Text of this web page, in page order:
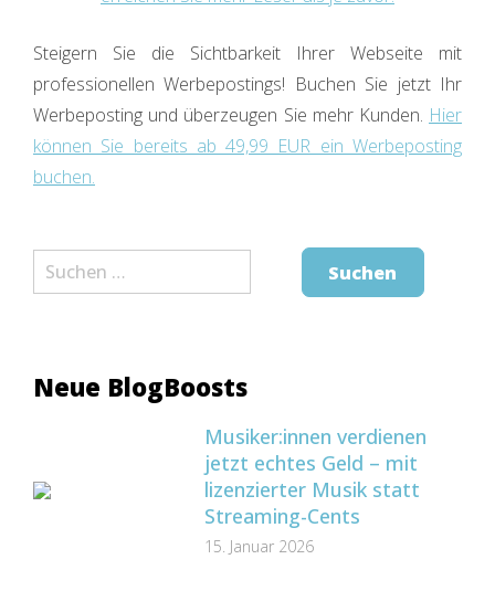
Steigern Sie die Sichtbarkeit Ihrer Webseite mit
professionellen Werbepostings! Buchen Sie jetzt Ihr
Werbeposting und überzeugen Sie mehr Kunden. Hier
können Sie bereits ab 49,99 EUR ein Werbeposting
buchen.
Suchen
nach:
Neue BlogBoosts
Musiker:innen verdienen
jetzt echtes Geld – mit
lizenzierter Musik statt
Streaming-Cents
15. Januar 2026